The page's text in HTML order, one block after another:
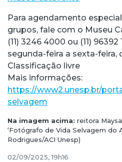
Para agendamento
grupos, fale com o Museu
(11) 3246 4000 ou (11)
segunda-feira a sexta-feira,
Classificação livre
Mais informações:
https://www2.unesp.br/
selvagem
Na imagem acima: reitora
‘Fotógrafo de Vida Selvagem do
Rodrigues/ACI Unesp)
02/09/2025, 19h16